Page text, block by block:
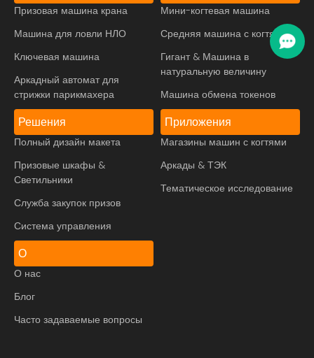
Призовая машина крана
Машина для ловли НЛО
Ключевая машина
Аркадный автомат для
стрижки парикмахера
Мини-когтевая машина
Средняя машина с когтями
Гигант & Машина в
натуральную величину
Машина обмена токенов
Решения
Полный дизайн макета
Призовые шкафы &
Светильники
Служба закупок призов
Система управления
Приложения
Магазины машин с когтями
Аркады & ТЭК
Тематическое исследование
О
О нас
Блог
Часто задаваемые вопросы